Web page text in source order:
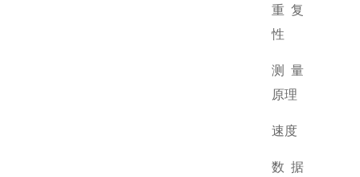
重复
性
测量
原理
速度
数据